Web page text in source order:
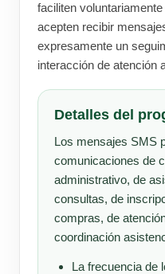
faciliten
acepten recibir
expresamente un
interacción de atención
Detalles del
Los mensajes SMS
comunicaciones de
administrativo, de
consultas, de
compras, de
coordinación
La frecuencia de